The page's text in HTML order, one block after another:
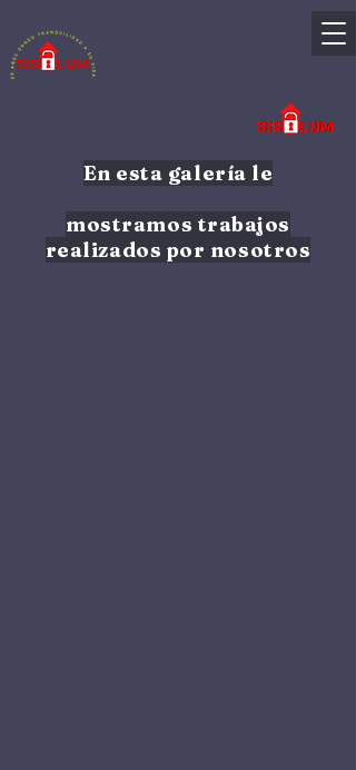
En esta galería le
mostramos trabajos
realizados por nosotros